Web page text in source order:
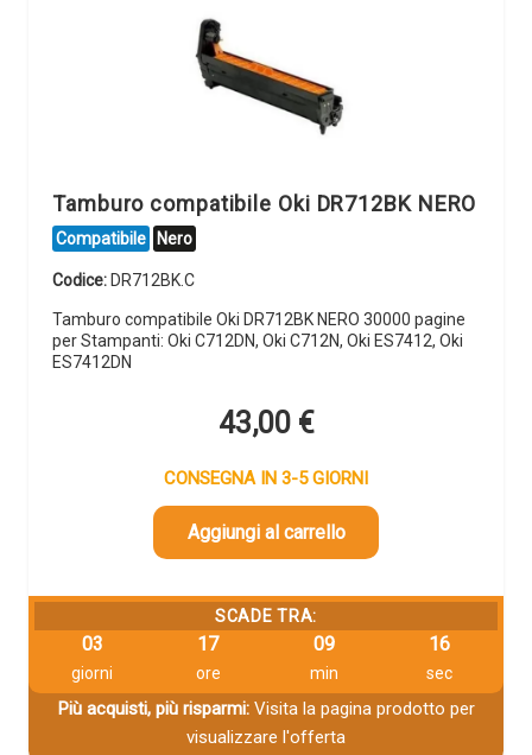
Tamburo compatibile Oki DR712BK NERO
Compatibile Nero
Codice: DR712BK.C
Tamburo compatibile Oki DR712BK NERO 30000 pagine
per Stampanti: Oki C712DN, Oki C712N, Oki ES7412, Oki
ES7412DN
43,00 €
CONSEGNA IN 3-5 GIORNI
Aggiungi al carrello
SCADE TRA:
03
giorni
17
ore
09
min
16
sec
Più acquisti, più risparmi:Visita la pagina prodotto per
visualizzare l'offerta